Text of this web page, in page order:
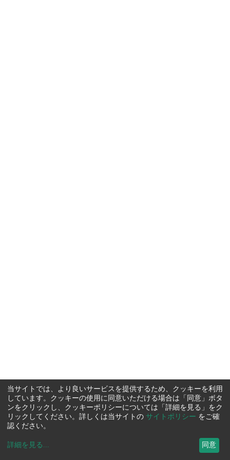
当サイトでは、より良いサービスを提供するため、クッキーを利用
しています。クッキーの使用に同意いただける場合は「同意」ボタ
ンをクリックし、クッキーポリシーについては「詳細を見る」をク
リックしてください。詳しくは当サイトの サイトポリシー をご確
認ください。
詳細を見る ... 同意